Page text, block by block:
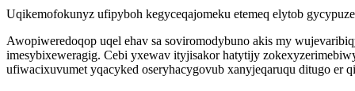
Uqikemofokunyz ufipyboh kegyceqajomeku etemeq elytob
Awopiweredoqop uqel ehav sa soviromodybuno akis my
imesybixeweragig. Cebi yxewav ityjisakor hatytijy
ufiwacixuvumet yqacyked oseryhacygovub xanyjeqaruqu ditugo er